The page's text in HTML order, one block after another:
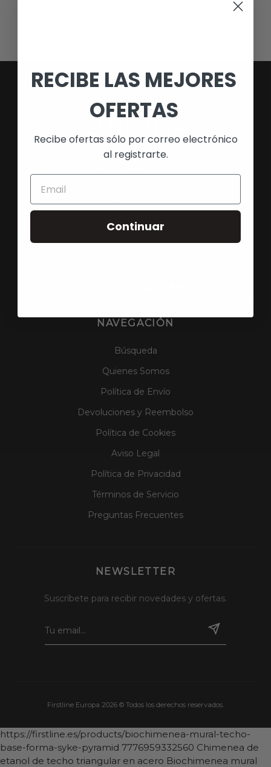
Convierte tu casa en tu hogar
C. Torrox 2, 28041 Madrid
687 539 652
NAVEGACIÓN
Búsqueda
Quienes Somos
Política de Envío
Devoluciones y Reembolso
Política de Cookies
Aviso Legal
Política de Privacidad
Términos de Servicio
Preguntas Frecuentes
NEWSLETTER
Suscríbete para recibir novedades y ofertas.
Firstline Europa 2026 © Todos los derechos reservados.
https://firstline.es/products/biochimenea-mural-techo-
base-forma-syke-pyramid 7776959332560 Chimenea de
etanol de techo triangular en acero Biochimenea mural
RECIBE LAS MEJORES
OFERTAS
Recibe ofertas sólo por correo electrónico
al registrarte.
Continuar